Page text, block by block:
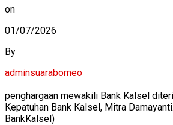
on
01/07/2026
By
adminsuaraborneo
penghargaan mewakili Bank Kalsel
Kepatuhan Bank Kalsel, Mitra
BankKalsel)